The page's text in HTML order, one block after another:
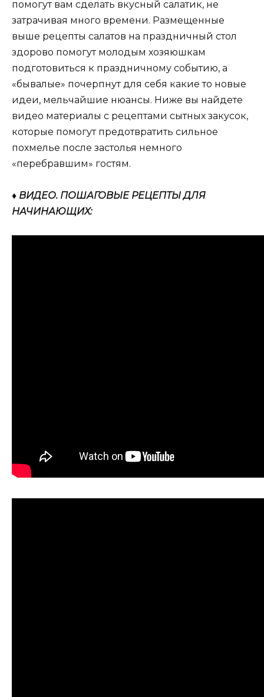
помогут вам сделать вкусный салатик, не
затрачивая много времени. Размещенные
выше рецепты салатов на праздничный стол
здорово помогут молодым хозяюшкам
подготовиться к праздничному событию, а
«бывалые» почерпнут для себя какие то новые
идеи, мельчайшие нюансы. Ниже вы найдете
видео материалы с рецептами сытных закусок,
которые помогут предотвратить сильное
похмелье после застолья немного
«перебравшим» гостям.
♦ ВИДЕО. ПОШАГОВЫЕ РЕЦЕПТЫ ДЛЯ
НАЧИНАЮЩИХ: